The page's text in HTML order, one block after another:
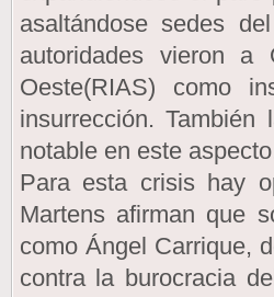
asaltándose sedes
autoridades vieron
Oeste(RIAS) como
insurrección.
notable en este
Para esta crisis hay
Martens afirman que
como Ángel Carrique,
contra la burocracia